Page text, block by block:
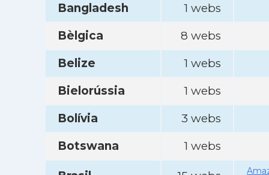
Bangladesh
1 webs
Bèlgica
8 webs
Belize
1 webs
Bielorússia
1 webs
Bolívia
3 webs
Botswana
1 webs